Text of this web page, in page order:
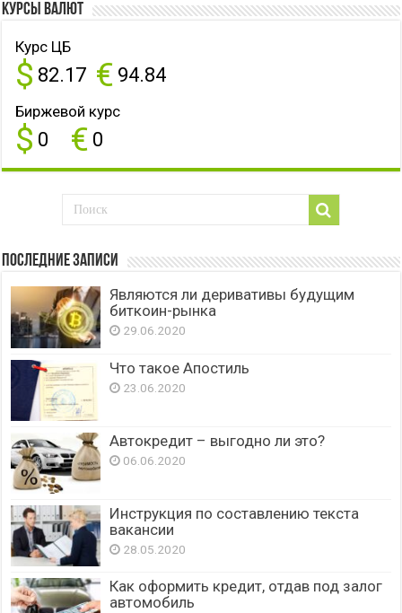
Курсы валют
Курс ЦБ
$ 82.17 € 94.84
Биржевой курс
$ 0 € 0
Последние записи
Являются ли деривативы будущим
биткоин-рынка
29.06.2020
Что такое Апостиль
23.06.2020
Автокредит – выгодно ли это?
06.06.2020
Инструкция по составлению текста
вакансии
28.05.2020
Как оформить кредит, отдав под залог
автомобиль